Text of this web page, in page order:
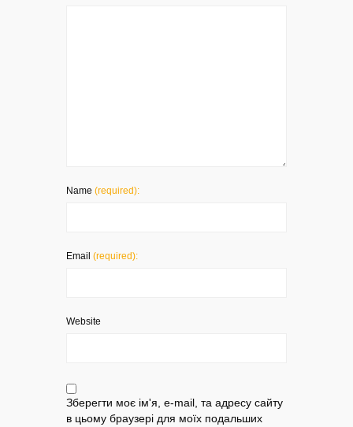
Name (required):
Email (required):
Website
Зберегти моє ім'я, e-mail, та адресу сайту
в цьому браузері для моїх подальших